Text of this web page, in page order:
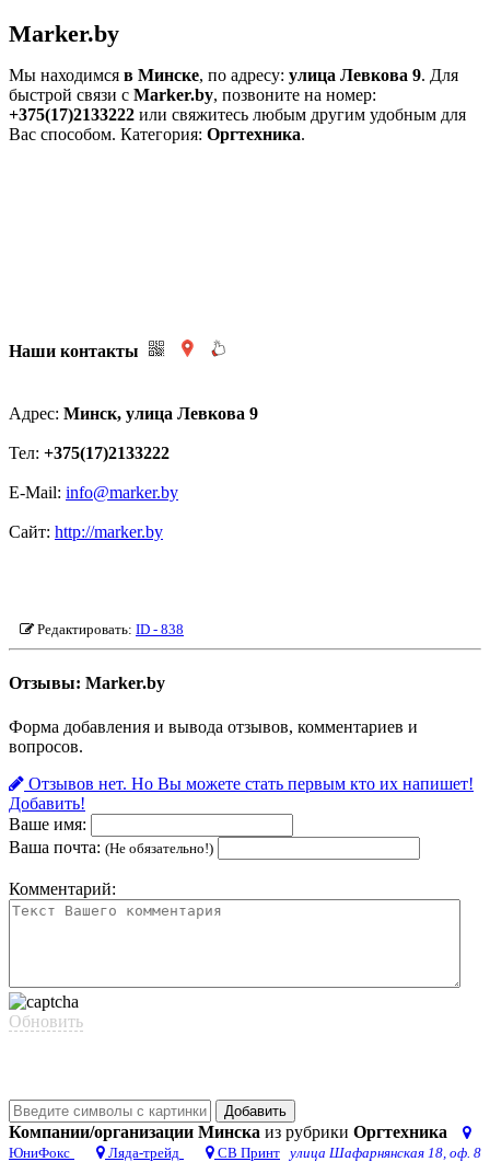
Marker.by
Мы находимся в Минске, по адресу: улица Левкова 9. Для
быстрой связи c Marker.by, позвоните на номер:
+375(17)2133222 или свяжитесь любым другим удобным для
Вас способом. Категория: Оргтехника.
Наши контакты
Адрес: Минск, улица Левкова 9
Тел: +375(17)2133222
E-Mail: info@marker.by
Сайт: http://marker.by
Редактировать: ID - 838
Отзывы: Marker.by
Форма добавления и вывода отзывов, комментариев и
вопросов.
Отзывов нет. Но Вы можете стать первым кто их напишет!
Добавить!
Ваше имя:
Ваша почта: (Не обязательно!)
Комментарий:
Обновить
Добавить
Компании/организации Минска из рубрики Оргтехника
ЮниФокс улица Шафарнянская 18, оф. 8
Ляда-трейд
СВ Принт